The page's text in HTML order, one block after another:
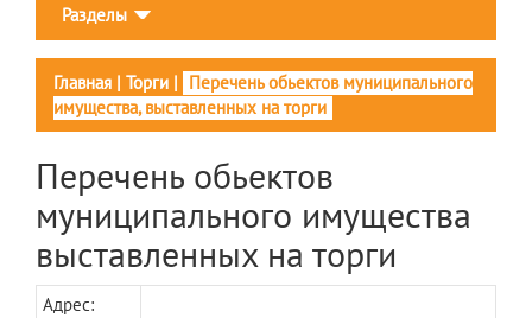
Разделы
Главная | Торги | Перечень обьектов муниципального
имущества, выставленных на торги
Перечень обьектов
муниципального имущества
выставленных на торги
Адрес: